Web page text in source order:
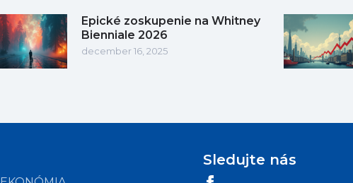
Epické zoskupenie na Whitney
Bienniale 2026
december 16, 2025
Sledujte nás